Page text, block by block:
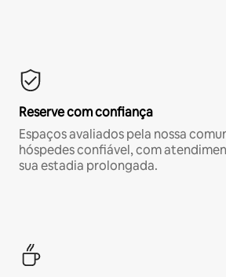
Reserve com confiança
Espaços avaliados pela nossa
hóspedes confiável, com
sua estadia prolongada.